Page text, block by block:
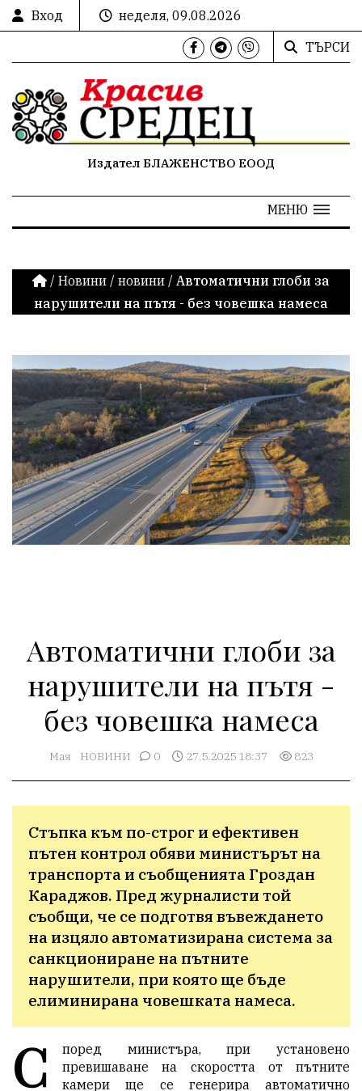
Вход
неделя, 09.08.2026
ТЪРСИ
Издател БЛАЖЕНСТВО ЕООД
МЕНЮ
/ Новини / новини / Автоматични глоби за
нарушители на пътя - без човешка намеса
Автоматични глоби за
нарушители на пътя -
без човешка намеса
Мая НОВИНИ 0 27.5.2025 18:37 823
Стъпка към по-строг и ефективен
пътен контрол обяви министърът на
транспорта и съобщенията Гроздан
Караджов. Пред журналисти той
съобщи, че се подготвя въвеждането
на изцяло автоматизирана система за
санкциониране на пътните
нарушители, при която ще бъде
елиминирана човешката намеса.
С
поред министъра, при установено
превишаване на скоростта от пътните
камери ще се генерира автоматично